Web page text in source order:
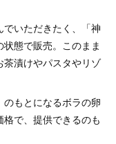
いただきたく、「神
態で販売。このまま
漬けやパスタやリゾ
もとになるボラの卵
で、提供できるのも